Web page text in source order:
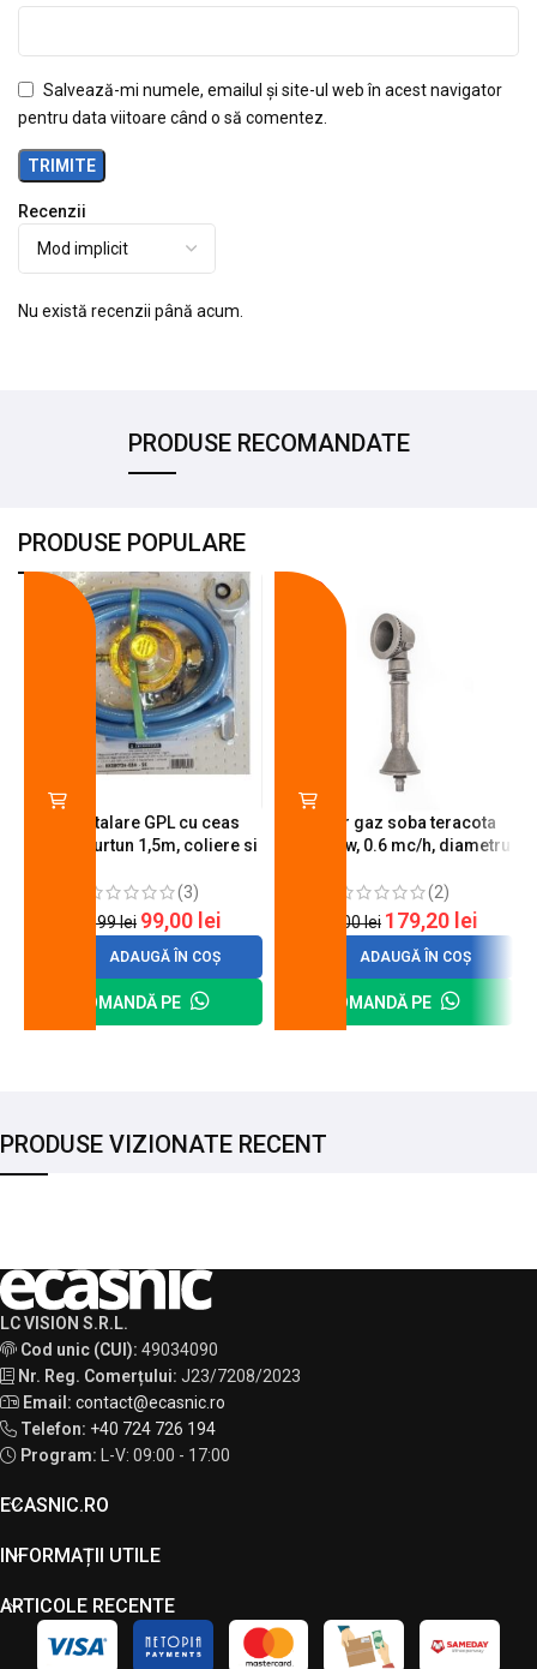
Recenzii
Nu există recenzii până acum.
Salvează-mi numele, emailul și site-ul web în acest navigator
pentru data viitoare când o să comentez.
PRODUSE RECOMANDATE
PRODUSE POPULARE
Kit instalare GPL cu ceas
butelie, furtun 1,5m, coliere si
(3)
120,99lei 99,00 lei
ADAUGĂ ÎN COȘ
COMANDĂ PE
Arzator gaz soba teracota
A600, 6 kw, 0.6 mc/h, diametru
(2)
200,00lei 179,20 lei
ADAUGĂ ÎN COȘ
COMANDĂ PE
PRODUSE VIZIONATE RECENT
LC VISION S.R.L.
Cod unic (CUI): 49034090
Nr. Reg. Comerțului: J23/7208/2023
Email: contact@ecasnic.ro
Telefon: +40 724 726 194
Program:
L-V: 09:00 - 17:00
ECASNIC.RO
INFORMAȚII UTILE
ARTICOLE RECENTE